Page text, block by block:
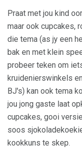
Praat met jou kind
maar ook cupcakes,
die tema (as jy een
bak en met klein
probeer teken om
kruidenierswinkels
BJ's) kan ook tema
jou jong gaste laat
cupcakes, gooi
soos
kookkuns te skep.